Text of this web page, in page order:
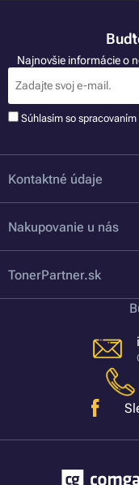
Najnovšie informácie o
Súhlasím so spracovaním
Kontaktné údaje
Nakupovanie u nás
TonerPartner.sk